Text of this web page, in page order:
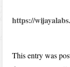
https://
This entry was